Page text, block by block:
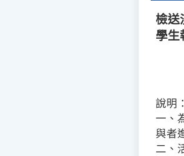
檢送
學生
說明：
一、
與者
二、